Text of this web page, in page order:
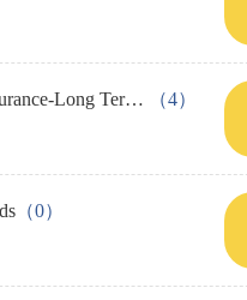
保險-長期護理 Insurance-Long Term Care （4）
（0）